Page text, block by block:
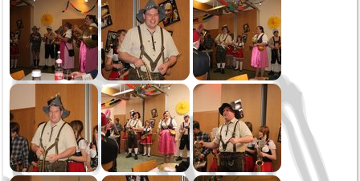
Oktoberfest
Sommerserenade
Jahreskonzert
Schmotziger Donnerstag
2022
Weihnachtsspielen
Kirbe MV Hausen
Oktoberfest Sonntag